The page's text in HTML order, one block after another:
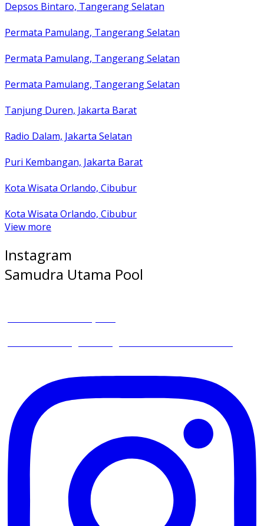
Depsos Bintaro, Tangerang Selatan
Permata Pamulang, Tangerang Selatan
Permata Pamulang, Tangerang Selatan
Permata Pamulang, Tangerang Selatan
Tanjung Duren, Jakarta Barat
Radio Dalam, Jakarta Selatan
Puri Kembangan, Jakarta Barat
Kota Wisata Orlando, Cibubur
Kota Wisata Orlando, Cibubur
View more
Instagram
Samudra Utama Pool